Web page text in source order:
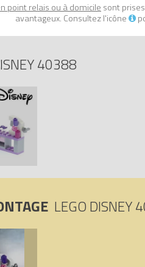
point relais ou à domicile sont
avantageux. Consultez l'icône
40388
LEGO DISNEY